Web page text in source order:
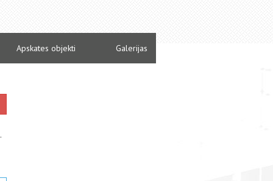
Apskates objekti Galerijas